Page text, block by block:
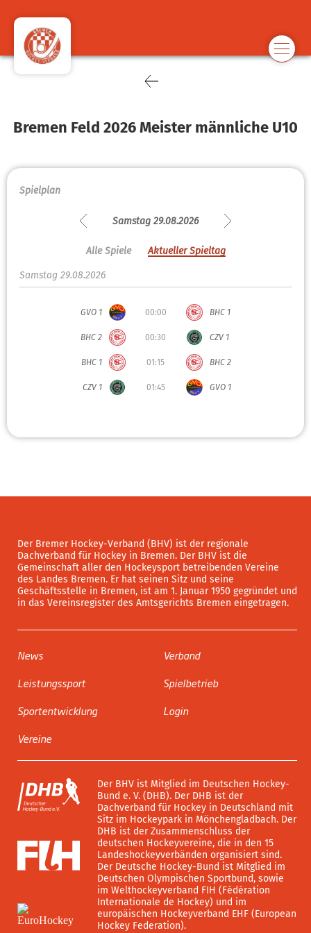
Bremen Feld 2026 Meister männliche U10
Spielplan
Samstag 29.08.2026
Alle Spiele Aktueller Spieltag
Samstag 29.08.2026
GVO 1 00:00 BHC 1
BHC 2 00:30 CZV 1
BHC 1 01:15 BHC 2
CZV 1 01:45 GVO 1
Der Bremer Hockey-Verband (BHV) ist der regionale
Dachverband für Hockey in Bremen. Der BHV ist die
Gemeinschaft aller den Hockeysport betreibenden Vereine
des Landes Bremen. Er hat seinen Sitz und seine
Geschäftsstelle in Bremen, ist am 1. Januar 1950 gegründet und
in das Vereinsregister des Amtsgerichts Bremen eingetragen.
News
Leistungssport
Sportentwicklung
Vereine
Verband
Spielbetrieb
Login
Der BHV ist Mitglied im Deutschen Hockey-
Bund e. V. (DHB). Der DHB ist der
Dachverband für Hockey in Deutschland mit
Sitz im Hockeypark in Mönchengladbach. Der
DHB ist der Zusammenschluss der
deutschen Hockeyvereine, die in den 15
Landeshockeyverbänden organisiert sind.
Der Deutsche Hockey-Bund ist Mitglied im
Deutschen Olympischen Sportbund, sowie
im Welthockeyverband FIH (Fédération
Internationale de Hockey) und im
europäischen Hockeyverband EHF (European
Hockey Federation).